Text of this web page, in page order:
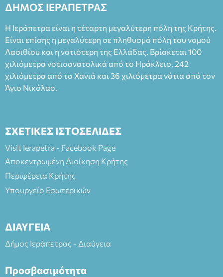
ΔΗΜΟΣ ΙΕΡΑΠΕΤΡΑΣ
Η Ιεράπετρα είναι η τέταρτη μεγαλύτερη πόλη της Κρήτης.
Είναι επίσης η μεγαλύτερη σε πληθυσμό πόλη του νομού
Λασιθίου και η νοτιότερη της Ελλάδας. Βρίσκεται 100
χιλιόμετρα νοτιοανατολικά από το Ηράκλειο, 242
χιλιόμετρα από τα Χανιά και 36 χιλιόμετρα νότια από τον
Άγιο Νικόλαο.
ΣΧΕΤΙΚΕΣ ΙΣΤΟΣΕΛΙΔΕΣ
Visit Ierapetra - Facebook Page
Αποκεντρωμένη Διοίκηση Κρήτης
Περιφέρεια Κρήτης
Υπουργείο Εσωτερικών
ΔΙΑΥΓΕΙΑ
Δήμος Ιεράπετρας - Διαύγεια
Προσβασιμότητα